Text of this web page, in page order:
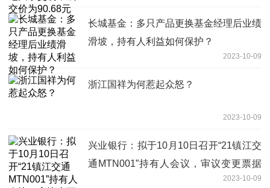
长城基金：多只产品更换基金经理后业绩
滑坡，持有人利益如何保护？
2023-10-09
浙江国祥为何惹起众怒？
2023-10-09
兴业银行：拟于10月10日召开“21镇江交
通MTN001”持有人会议，审议变更票据
2023-10-09